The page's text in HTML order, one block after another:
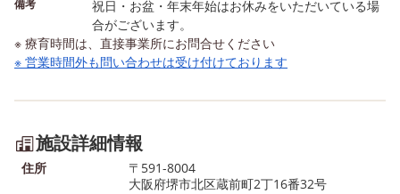
備考
祝日・お盆・年末年始はお休みをいただいている場
合がございます。
※ 療育時間は、直接事業所にお問合せください
※ 営業時間外も問い合わせは受け付けております
施設詳細情報
住所
〒591-8004
大阪府堺市北区蔵前町2丁16番32号